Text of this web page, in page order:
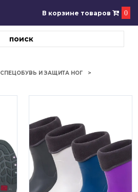
В корзине товаров 0
СПЕЦОБУВЬ И ЗАЩИТА НОГ